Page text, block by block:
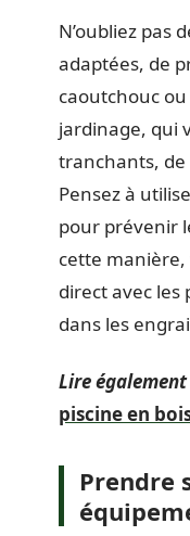
N’oubliez pas
adaptées, de
caoutchouc
jardinage, qui
tranchants, de
Pensez à
pour prévenir
cette
direct avec
dans les
Lire également
piscine en
Prendre